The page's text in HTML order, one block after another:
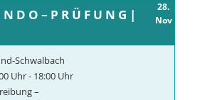
N D O – P R Ü F U N G |
28.
Nov
Schwalbach
Uhr - 18:00 Uhr
–